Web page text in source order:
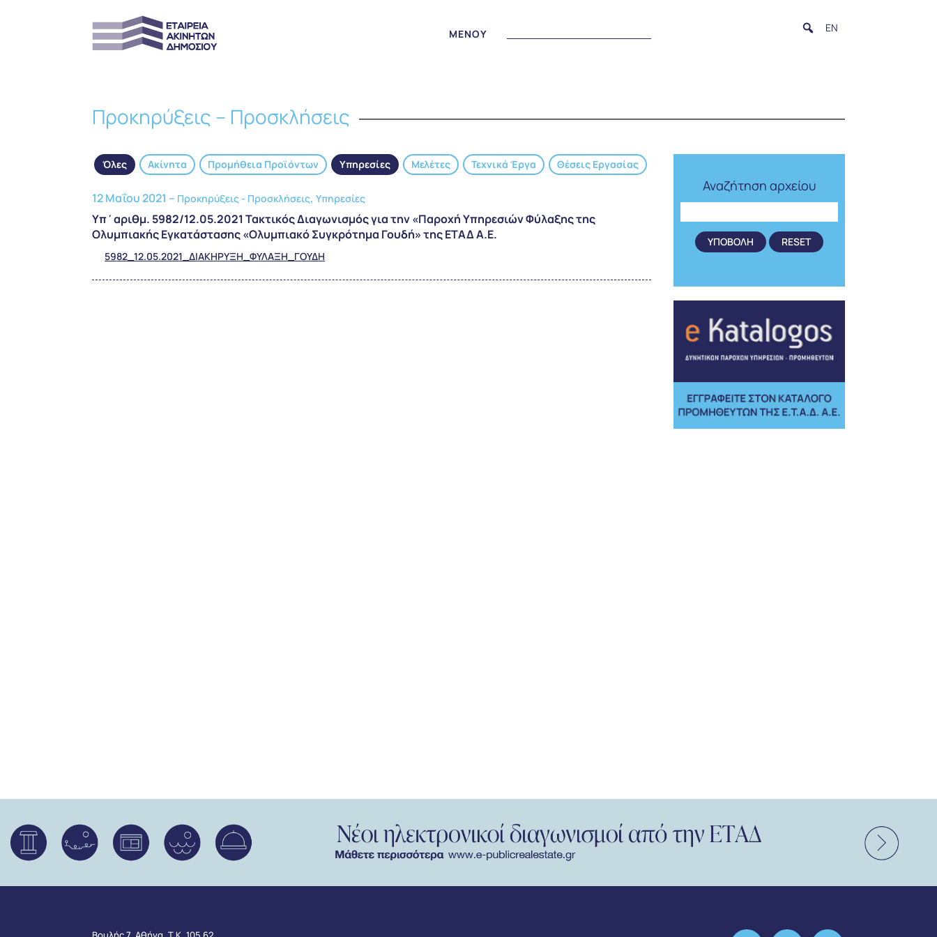
MENOY EN
Προκηρύξεις – Προσκλήσεις
Όλες Ακίνητα Προμήθεια Προϊόντων Υπηρεσίες Μελέτες Τεχνικά Έργα Θέσεις Εργασίας
12 Μαΐου 2021 – Προκηρύξεις - Προσκλήσεις, Υπηρεσίες
Υπ΄αριθμ. 5982/12.05.2021 Τακτικός Διαγωνισμός για την «Παροχή Υπηρεσιών Φύλαξης της
Ολυμπιακής Εγκατάστασης «Ολυμπιακό Συγκρότημα Γουδή» της ΕΤΑΔ Α.Ε.
5982_12.05.2021_ΔΙΑΚΗΡΥΞΗ_ΦΥΛΑΞΗ_ΓΟΥΔΗ
Αναζήτηση αρχείου